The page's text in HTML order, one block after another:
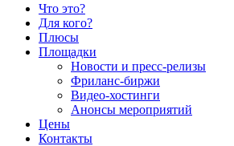
Что это?
Для кого?
Плюсы
Площадки
Новости и пресс-релизы
Фриланс-биржи
Видео-хостинги
Анонсы мероприятий
Цены
Контакты